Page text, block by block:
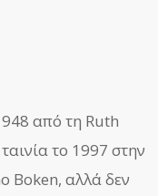
από τη Ruth
το 1997 στην
Boken, αλλά δεν